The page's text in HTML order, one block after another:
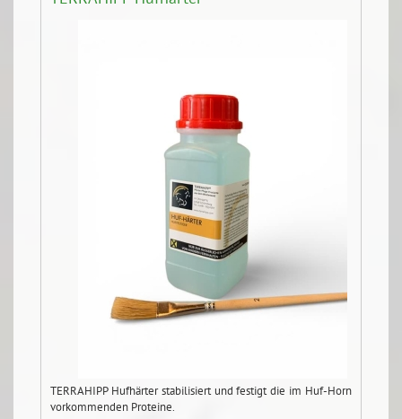
TERRAHIPP Hufhärter stabilisiert und festigt die im Huf-Horn
vorkommenden Proteine.